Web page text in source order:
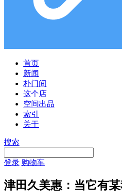
首页
新闻
朴门间
这个店
空间出品
索引
关于
搜索
登录 购物车
津田久美惠：当它有